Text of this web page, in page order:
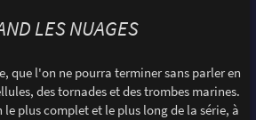
LES NUAGES
que l'on ne pourra terminer sans parler en
des tornades et des trombes marines.
le plus complet et le plus long de la série, à